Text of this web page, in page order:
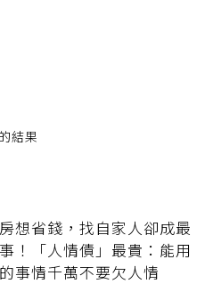
結果
想省錢，找自家人卻成最
！「人情債」最貴：能用
事情千萬不要欠人情